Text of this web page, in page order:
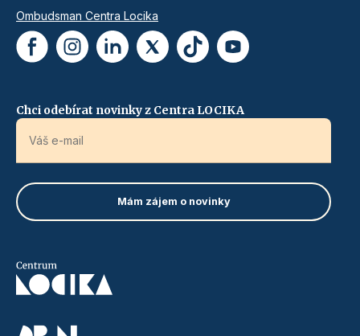
Ombudsman Centra Locika
Chci odebírat novinky z Centra LOCIKA